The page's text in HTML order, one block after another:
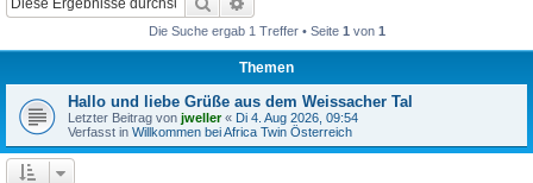
Die Suche ergab 1 Treffer • Seite 1 von 1
Themen
Hallo und liebe Grüße aus dem Weissacher Tal
Letzter Beitrag von jweller« Di 4. Aug 2026, 09:54
Verfasst in Willkommen bei Africa Twin Österreich